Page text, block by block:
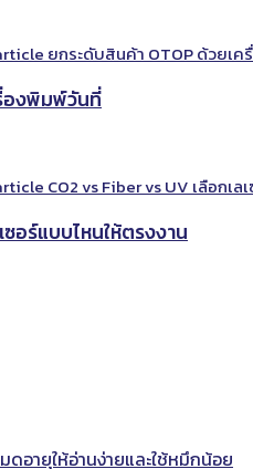
องพิมพ์วันที่
ซอร์แบบไหนให้ตรงงาน